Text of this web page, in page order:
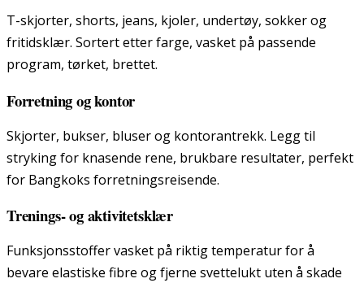
T-skjorter, shorts, jeans, kjoler, undertøy, sokker og
fritidsklær. Sortert etter farge, vasket på passende
program, tørket, brettet.
Forretning og kontor
Skjorter, bukser, bluser og kontorantrekk. Legg til
stryking for knasende rene, brukbare resultater, perfekt
for Bangkoks forretningsreisende.
Trenings- og aktivitetsklær
Funksjonsstoffer vasket på riktig temperatur for å
bevare elastiske fibre og fjerne svettelukt uten å skade